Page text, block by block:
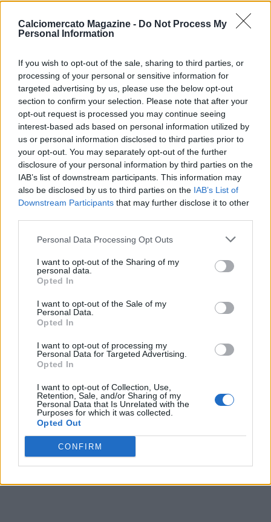
Calciomercato Magazine - Do Not Process My
Personal Information
If you wish to opt-out of the sale, sharing to third parties, or
processing of your personal or sensitive information for
targeted advertising by us, please use the below opt-out
section to confirm your selection. Please note that after your
opt-out request is processed you may continue seeing
interest-based ads based on personal information utilized by
us or personal information disclosed to third parties prior to
your opt-out. You may separately opt-out of the further
disclosure of your personal information by third parties on the
IAB’s list of downstream participants. This information may
also be disclosed by us to third parties on the IAB’s List of
Downstream Participants that may further disclose it to other
Personal Data Processing Opt Outs
I want to opt-out of the Sharing of my
personal data.
Opted In
I want to opt-out of the Sale of my
Personal Data.
Opted In
I want to opt-out of processing my
Personal Data for Targeted Advertising.
Opted In
I want to opt-out of Collection, Use,
Retention, Sale, and/or Sharing of my
Personal Data that Is Unrelated with the
Purposes for which it was collected.
Opted Out
CONFIRM
qualcosa, la squadra vista ieri non ha né capo né coda
purtroppo. Gutierrez a destra ha faticato. Il Napoli con l'uomo
involuzione attuale. Ora giocare contro Juventus, Chelsea e
Fiorentina con una squadra in queste condizioni sarà difficile.
Hojlund riceve pochi palloni giocabili, inoltre si tira poco da
fuori, quasi nessuno salta l'uomo. Il possesso palla è sterile,
bisogna trovare qualche soluzione in più. Il problema del
Napoli è strutturale: solo Neres ha certe caratteristiche, ma
non è un giocatore affidabile a livello fisico. Politano in fase
offensiva non riesce più a incidere, ormai è diventato un
esterno di centrocampo. Il Napoli non può basarsi solo su di
loro, serve altro sul mercato, ma a gennaio è difficile fare certi
affari. La situazione attuale del Napoli è molto complicata".